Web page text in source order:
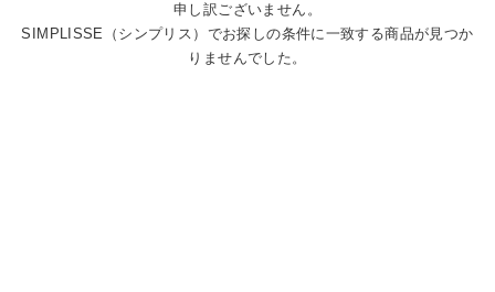
申し訳ございません。
SIMPLISSE（シンプリス）でお探しの条件に一致する商品が見つか
りませんでした。